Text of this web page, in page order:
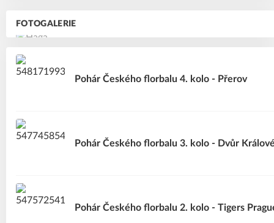
FOTOGALERIE
Pohár Českého florbalu 4. kolo - Přerov
Pohár Českého florbalu 3. kolo - Dvůr
Pohár Českého florbalu 2. kolo - Tigers